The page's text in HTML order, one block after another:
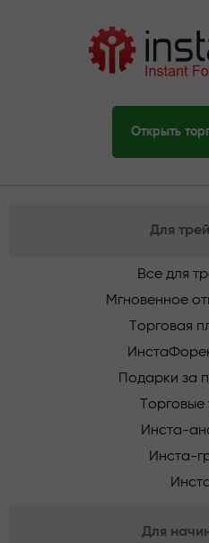
Открыть
Для
Все для
Мгновенное
Торговая
Подарки за
Торговые
Инста-
Инста-
Для